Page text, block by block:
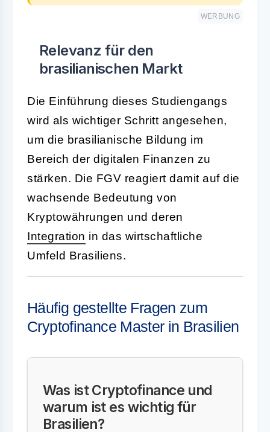
WERBUNG
Relevanz für den
brasilianischen Markt
Die Einführung dieses Studiengangs
wird als wichtiger Schritt angesehen,
um die brasilianische Bildung im
Bereich der digitalen Finanzen zu
stärken. Die FGV reagiert damit auf die
wachsende Bedeutung von
Kryptowährungen und deren
Integration in das wirtschaftliche
Umfeld Brasiliens.
Häufig gestellte Fragen zum
Cryptofinance Master in Brasilien
Was ist Cryptofinance und
warum ist es wichtig für
Brasilien?